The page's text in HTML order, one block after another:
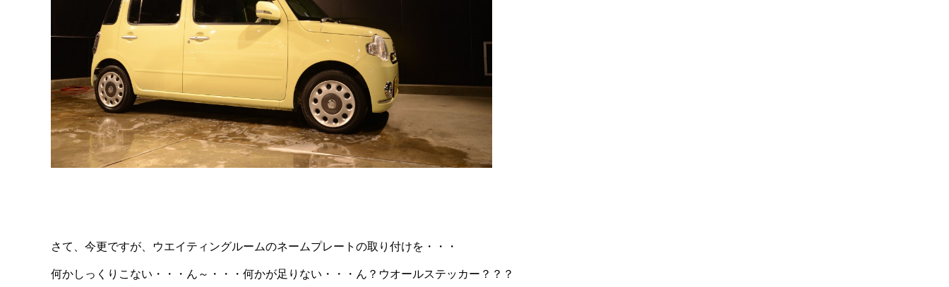
さて、今更ですが、ウエイティングルームのネームプレートの取り付けを・・・
何かしっくりこない・・・ん～・・・何かが足りない・・・ん？ウオールステッカー？？？